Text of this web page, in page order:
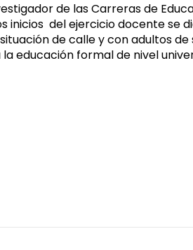
de las Carreras de
inicios del ejercicio docente se
de calle y con adultos
la educación formal de nivel